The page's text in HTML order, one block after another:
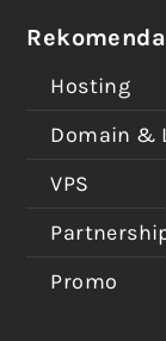
Hosting
Domain &
VPS
Promo